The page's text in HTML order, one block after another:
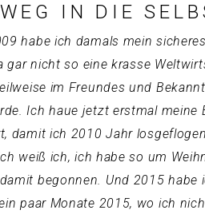
IN DIE
habe ich damals mein
gar nicht so eine krasse
im Freundes und
Ich haue jetzt erstmal
damit ich 2010 Jahr
weiß ich, ich habe so um
begonnen. Und 2015
paar Monate 2015, wo ich